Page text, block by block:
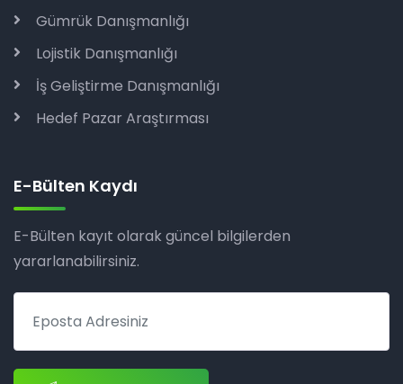
Gümrük Danışmanlığı
Lojistik Danışmanlığı
İş Geliştirme Danışmanlığı
Hedef Pazar Araştırması
E-Bülten Kaydı
E-Bülten kayıt olarak güncel bilgilerden
yararlanabilirsiniz.